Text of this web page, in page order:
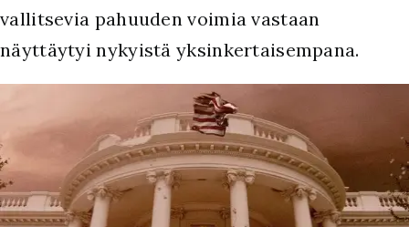
vallitsevia pahuuden voimia vastaan
näyttäytyi nykyistä yksinkertaisempana.